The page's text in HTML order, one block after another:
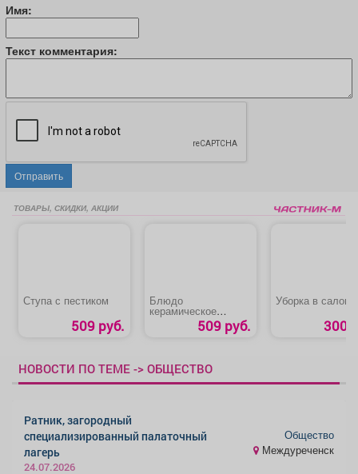
Имя:
Текст комментария:
Отправить
ТОВАРЫ, СКИДКИ, АКЦИИ
Ступа с пестиком
509 руб.
Блюдо
керамическое
«Ляган Узоры»509 руб.
Уборка в салоне
300
НОВОСТИ ПО ТЕМЕ -> ОБЩЕСТВО
Ратник, загородный
специализированный палаточный
лагерь
24.07.2026
Общество
Междуреченск